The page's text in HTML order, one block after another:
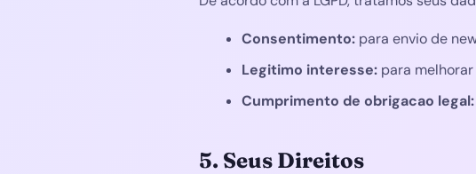
Consentimento: para envio de
Legitimo interesse: para
Cumprimento de obrigacao legal:
5. Seus Direitos